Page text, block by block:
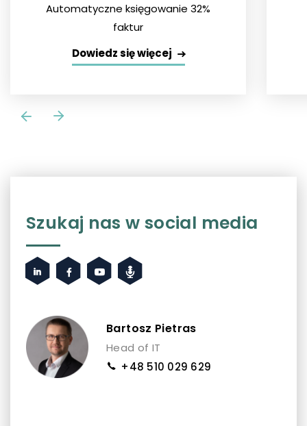
Automatyczne księgowanie 32%
faktur
Dowiedz się więcej
Szukaj nas w social media
Bartosz Pietras
Head of IT
+48 510 029 629